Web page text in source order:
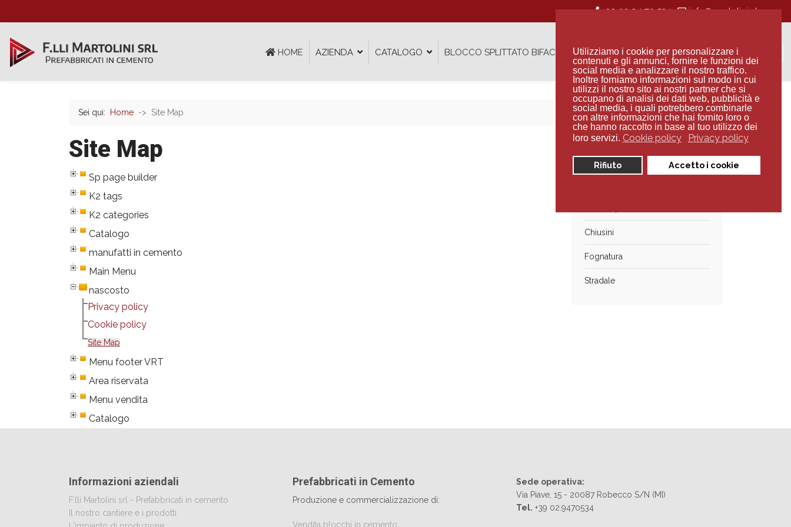
Utilizziamo i cookie per personalizzare i
contenuti e gli annunci, fornire le funzioni dei
social media e analizzare il nostro traffico.
Inoltre forniamo informazioni sul modo in cui
utilizzi il nostro sito ai nostri partner che si
occupano di analisi dei dati web, pubblicità e
social media, i quali potrebbero combinarle
con altre informazioni che hai fornito loro o
che hanno raccolto in base al tuo utilizzo dei
loro servizi. Cookie policy Privacy policy
Rifiuto Accetto i cookie
+39 02 94 70 534
HOME AZIENDA CATALOGO BLOCCO SPLITTATO BIFACCIA CONTATTI Cerca...
Sei qui: Home Site Map
Site Map
Sp page builder
K2 tags
K2 categories
Catalogo
manufatti in cemento
Main Menu
nascosto
Privacy policy
Cookie policy
Site Map
Menu footer VRT
Area riservata
Menu vendita
Catalogo
Categorie
Muratura
Chiusini
Fognatura
Stradale
Informazioni aziendali
F.lli Martolini srl - Prefabbricati in cemento
Il nostro cantiere e i prodotti
Prefabbricati in Cemento
Produzione e commercializzazione di:
Vendita blocchi in cemento
Sede operativa:
Via Piave, 15 - 20087 Robecco S/N (MI)
Tel. +39 02.9470534